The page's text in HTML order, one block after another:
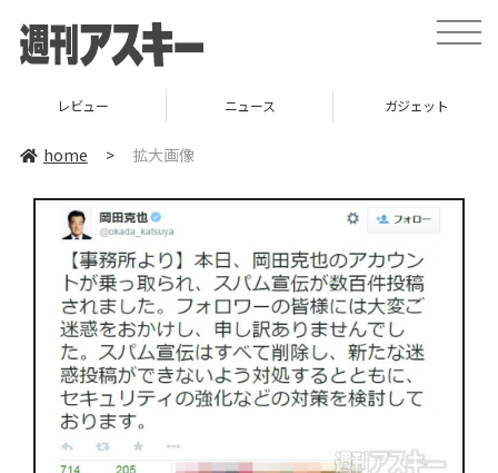
toggle
レビュー ニュース ガジェット
home > 拡大画像